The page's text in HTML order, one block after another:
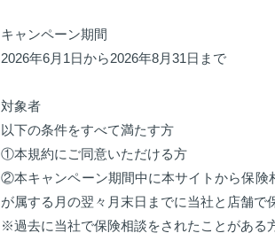
キャンペーン期間
2026年6月1日から2026年8月31日まで
対象者
以下の条件をすべて満たす方
①本規約にご同意いただける方
②本キャンペーン期間中に本サイトから保険
が属する月の翌々月末日までに当社と店舗で
※過去に当社で保険相談をされたことがある